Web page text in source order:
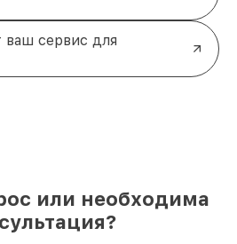
сервис для
или необходима